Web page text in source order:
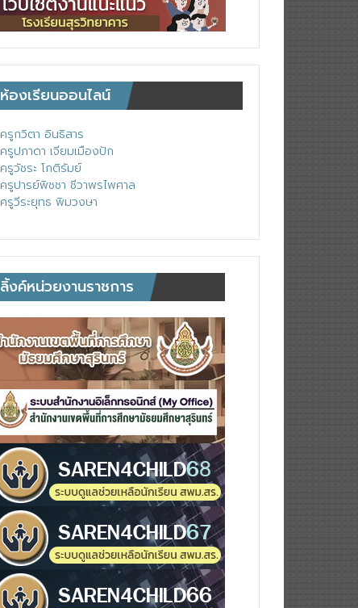
ห้องเรียนออนไลน์
ครูกวิตา อินธิสาร
ครูปภาดา เจียมเมืองปัก
ครูวัชระ โกติรัมย์
ครูปารย์พิชชา ชีวาพรไพศาล
ครูวีระยุทธ พิมวงษา
ลิ้งค์หน่วยงานราชการ